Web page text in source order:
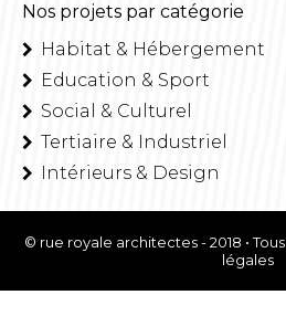
Nos projets par catégorie
Habitat & Hébergement
Education & Sport
Social & Culturel
Tertiaire & Industriel
Intérieurs & Design
© rue royale architectes - 2018 •
légales